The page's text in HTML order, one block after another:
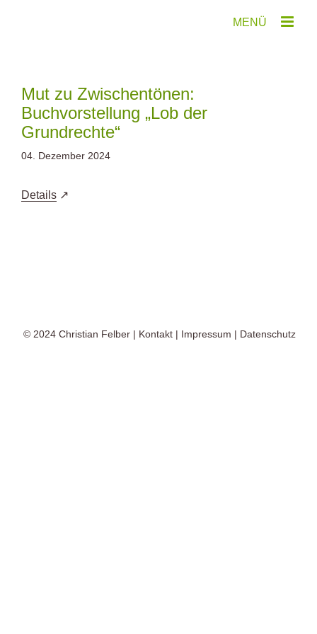
Mut zu Zwischentönen:
Buchvorstellung „Lob der
Grundrechte“
04. Dezember 2024
Details
© 2024 Christian Felber | Kontakt | Impressum | Datenschutz